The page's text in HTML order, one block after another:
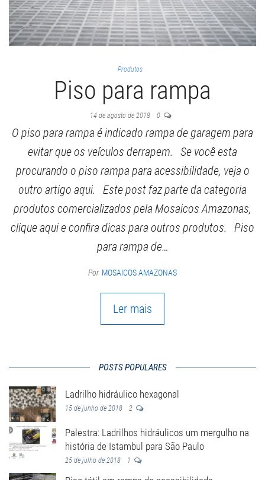
Produtos
Piso para rampa
14 de agosto de 2018 0
O piso para rampa é indicado rampa de garagem para
evitar que os veículos derrapem. Se você esta
procurando o piso rampa para acessibilidade, veja o
outro artigo aqui. Este post faz parte da categoria
produtos comercializados pela Mosaicos Amazonas,
clique aqui e confira dicas para outros produtos. Piso
para rampa de…
Por MOSAICOS AMAZONAS
Ler mais
POSTS POPULARES
Ladrilho hidráulico hexagonal
15 de junho de 2018 2
Palestra: Ladrilhos hidráulicos um mergulho na
história de Istambul para São Paulo
25 de julho de 2018 1